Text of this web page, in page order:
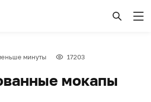
минуты 17203
мокапы